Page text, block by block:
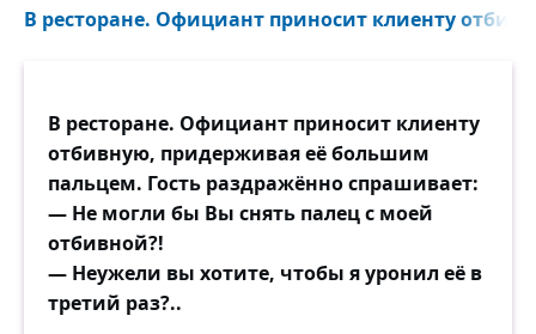
В ресторане. Официант приносит клиенту
В ресторане. Официант приносит клиенту
отбивную, придерживая её большим
пальцем. Гость раздражённо спрашивает:
— Не могли бы Вы снять палец с моей
отбивной?!
— Неужели вы хотите, чтобы я уронил её в
третий раз?..